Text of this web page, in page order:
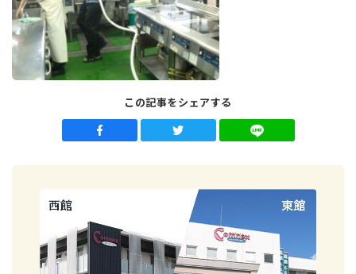
この記事をシェアする